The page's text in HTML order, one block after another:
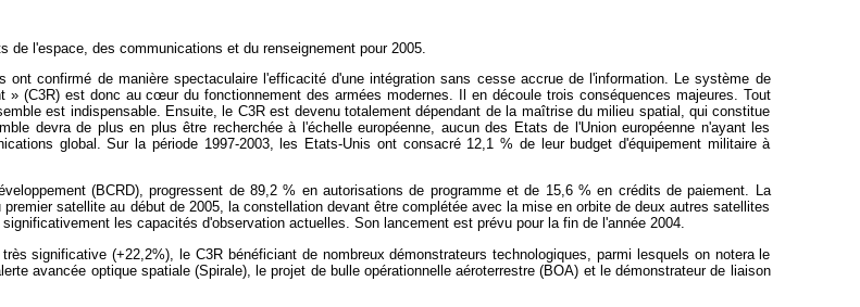
de l'espace, des communications et du renseignement pour 2005.
ont confirmé de manière spectaculaire l'efficacité d'une intégration sans cesse accrue de l'information. Le système de
» (C3R) est donc au cœur du fonctionnement des armées modernes. Il en découle trois conséquences majeures. Tout
est indispensable. Ensuite, le C3R est devenu totalement dépendant de la maîtrise du milieu spatial, qui constitue
devra de plus en plus être recherchée à l'échelle européenne, aucun des Etats de l'Union européenne n'ayant les
global. Sur la période 1997-2003, les Etats-Unis ont consacré 12,1 % de leur budget d'équipement militaire à
(BCRD), progressent de 89,2 % en autorisations de programme et de 15,6 % en crédits de paiement. La
satellite au début de 2005, la constellation devant être complétée avec la mise en orbite de deux autres satellites
les capacités d'observation actuelles. Son lancement est prévu pour la fin de l'année 2004.
significative (+22,2%), le C3R bénéficiant de nombreux démonstrateurs technologiques, parmi lesquels on notera le
avancée optique spatiale (Spirale), le projet de bulle opérationnelle aéroterrestre (BOA) et le démonstrateur de liaison